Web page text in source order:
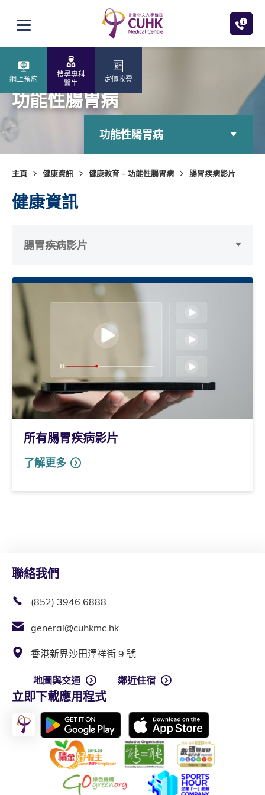
打開選單
網上預約
搜尋專科
醫生
定價收費
功能性腸胃病
功能性腸胃病
主頁 健康資訊 健康教育 - 功能性腸胃病 腸胃疾病影片
健康資訊
腸胃疾病影片
所有腸胃疾病影片
了解更多
聯絡我們
(852) 3946 6888
general@cuhkmc.hk
香港新界沙田澤祥街 9 號
地圖與交通 鄰近住宿
立即下載應用程式